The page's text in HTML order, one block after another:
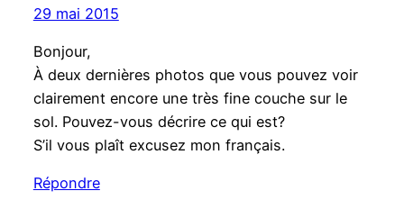
29 mai 2015
Bonjour,
À deux dernières photos que vous pouvez voir
clairement encore une très fine couche sur le
sol. Pouvez-vous décrire ce qui est?
S’il vous plaît excusez mon français.
Répondre